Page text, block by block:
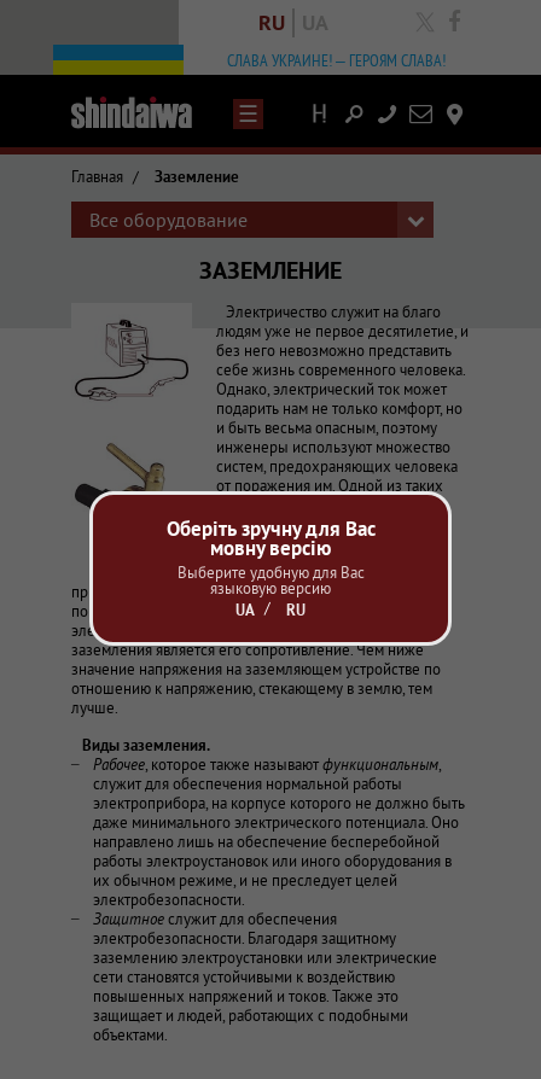
СЛАВА УКРАИНЕ! – ГЕРОЯМ СЛАВА!
RU UA facebook
Написать
письмо
Контакты
Главная / Заземление
Все оборудование
Справочник сварочных определений и терминов - Shindaiwa
Shindaiwa в Украине
Определение понятия. Классификация.
ЗАЗЕМЛЕНИЕ
Электричество служит на благо
людям уже не первое десятилетие, и
без него невозможно представить
себе жизнь современного человека.
Однако, электрический ток может
подарить нам не только комфорт, но
и быть весьма опасным, поэтому
инженеры используют множество
систем, предохраняющих человека
от поражения им. Одной из таких
Заземление– электрическое
соединение элементов
электрических машин, аппаратов,
приборов и т.п. с землей с целью защиты людей от
поражения электрическим током или защиты
электроприборов. Основным показателем качества
заземления является его сопротивление. Чем ниже
значение напряжения на заземляющем устройстве по
отношению к напряжению, стекающему в землю, тем
лучше.
Виды заземления.
Рабочее, которое также называютфункциональным,
служит для обеспечения нормальной работы
электроприбора, на корпусе которого не должно быть
даже минимального электрического потенциала. Оно
направлено лишь на обеспечение бесперебойной
работы электроустановок или иного оборудования в
их обычном режиме, и не преследует целей
электробезопасности.
Защитноеслужит для обеспечения
электробезопасности. Благодаря защитному
заземлению электроустановки или электрические
сети становятся устойчивыми к воздействию
повышенных напряжений и токов. Также это
защищает и людей, работающих с подобными
объектами.
Оберіть зручну для Вас
мовну версію
Выберите удобную для Вас
языковую версию
RU
UA